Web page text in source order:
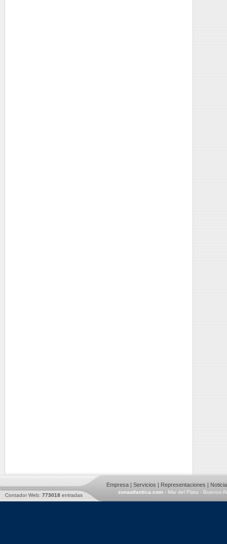
Contador Web:773018entradas
Empresa| Servicios | Representaciones |
zonaatlantica.com - Mar del Plata - Buenos